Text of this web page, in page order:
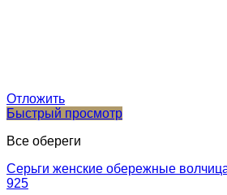
Отложить
Быстрый просмотр
Все обереги
Серьги женские обережные
925